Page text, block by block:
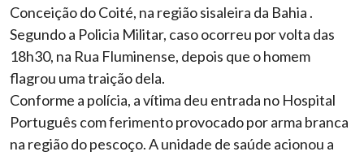
Conceição do Coité, na região sisaleira da Bahia .
Segundo a Policia Militar, caso ocorreu por volta das
18h30, na Rua Fluminense, depois que o homem
flagrou uma traição dela.
Conforme a polícia, a vítima deu entrada no Hospital
Português com ferimento provocado por arma branca
na região do pescoço. A unidade de saúde acionou a